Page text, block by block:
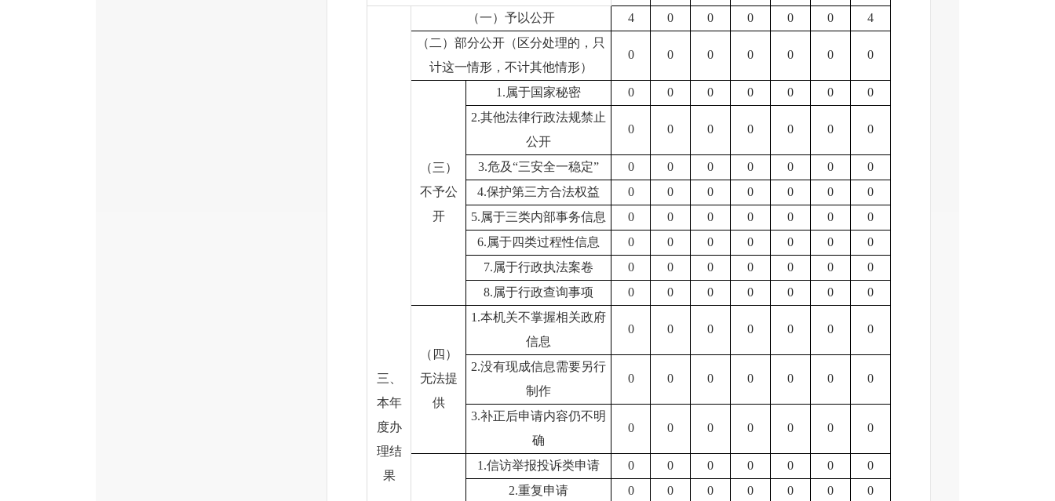
三、
本年
度办
理结
果
（一）予以公开 4 0 0 0 0 0
4
（二）部分公开（区分处理的，只
计这一情形，不计其他情形）
0 0 0 0 0 0 0
（三）
不予公
开
1.属于国家秘密 0 0 0 0 0 0
0
2.其他法律行政法规禁止
公开
0 0 0 0 0 0 0
3.危及“三安全一稳定” 0 0 0 0 0 0
0
4.保护第三方合法权益
0 0 0 0 0 0
0
5.属于三类内部事务信息
0 0 0 0 0 0
0
6.属于四类过程性信息
0 0 0 0 0 0
0
7.属于行政执法案卷
0 0 0 0 0 0
0
8.属于行政查询事项
0 0 0 0 0 0 0
（四）
无法提
供
1.本机关不掌握相关政府
信息
0 0 0 0 0 0 0
2.没有现成信息需要另行
制作
0 0 0 0 0 0 0
3.补正后申请内容仍不明
确
0 0 0 0 0 0 0
1.信访举报投诉类申请 0 0 0 0 0 0
0
2.重复申请
0 0 0 0 0 0 0